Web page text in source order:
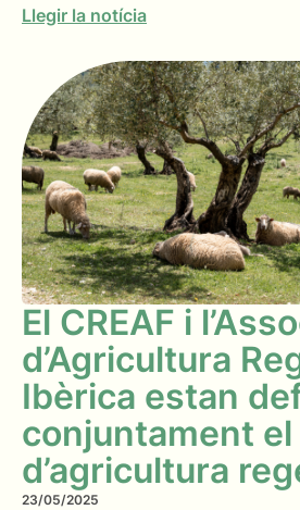
Llegir la notícia
El CREAF i
d’Agricultura
Ibèrica estan
conjuntament
d’agricultura
23/05/2025